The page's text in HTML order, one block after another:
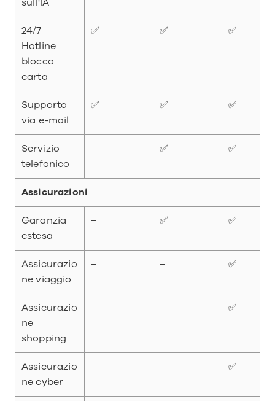
24/7
Hotline
blocco
carta
✅ ✅ ✅
Supporto
via e-mail
✅ ✅ ✅
Servizio
telefonico
– ✅ ✅
Assicurazioni
Garanzia
estesa
– ✅ ✅
Assicurazio
ne viaggio
– – ✅
Assicurazio
ne
shopping
– – ✅
Assicurazio
ne cyber
– – ✅